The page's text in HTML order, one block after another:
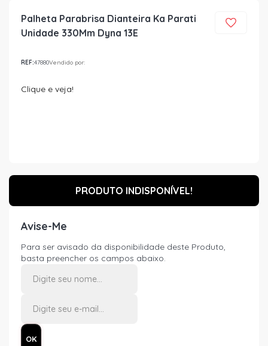
Palheta Parabrisa Dianteira Ka Parati
Unidade 330Mm Dyna 13E
REF:47880Vendido por:
Clique e veja!
PRODUTO INDISPONÍVEL!
Avise-Me
Para ser avisado da disponibilidade deste Produto,
basta preencher os campos abaixo.